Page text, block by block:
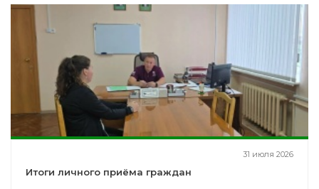
31 июля 2026
Итоги личного приёма граждан